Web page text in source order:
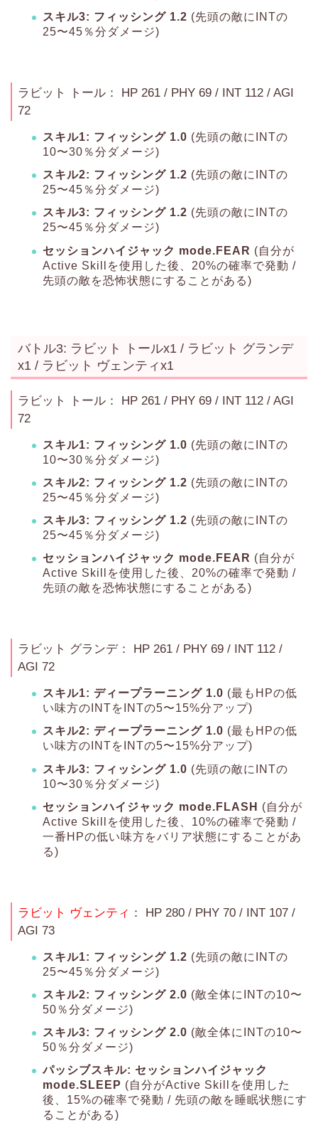
スキル3: フィッシング 1.2 (先頭の敵にINTの
25〜45％分ダメージ)
ラビット トール： HP 261 / PHY 69 / INT 112 / AGI
72
スキル1: フィッシング 1.0 (先頭の敵にINTの
10〜30％分ダメージ)
スキル2: フィッシング 1.2 (先頭の敵にINTの
25〜45％分ダメージ)
スキル3: フィッシング 1.2 (先頭の敵にINTの
25〜45％分ダメージ)
セッションハイジャック mode.FEAR (自分が
Active Skillを使用した後、20%の確率で発動 /
先頭の敵を恐怖状態にすることがある)
バトル3: ラビット トールx1 / ラビット グランデ
x1 / ラビット ヴェンティx1
ラビット トール： HP 261 / PHY 69 / INT 112 / AGI
72
スキル1: フィッシング 1.0 (先頭の敵にINTの
10〜30％分ダメージ)
スキル2: フィッシング 1.2 (先頭の敵にINTの
25〜45％分ダメージ)
スキル3: フィッシング 1.2 (先頭の敵にINTの
25〜45％分ダメージ)
セッションハイジャック mode.FEAR (自分が
Active Skillを使用した後、20%の確率で発動 /
先頭の敵を恐怖状態にすることがある)
ラビット グランデ： HP 261 / PHY 69 / INT 112 /
AGI 72
スキル1: ディープラーニング 1.0 (最もHPの低
い味方のINTをINTの5〜15%分アップ)
スキル2: ディープラーニング 1.0 (最もHPの低
い味方のINTをINTの5〜15%分アップ)
スキル3: フィッシング 1.0 (先頭の敵にINTの
10〜30％分ダメージ)
セッションハイジャック mode.FLASH (自分が
Active Skillを使用した後、10%の確率で発動 /
一番HPの低い味方をバリア状態にすることがあ
る)
ラビット ヴェンティ ： HP 280 / PHY 70 / INT 107 /
AGI 73
スキル1: フィッシング 1.2 (先頭の敵にINTの
25〜45％分ダメージ)
スキル2: フィッシング 2.0 (敵全体にINTの10〜
50％分ダメージ)
スキル3: フィッシング 2.0 (敵全体にINTの10〜
50％分ダメージ)
パッシブスキル: セッションハイジャック
mode.SLEEP (自分がActive Skillを使用した
後、15%の確率で発動 / 先頭の敵を睡眠状態にす
ることがある)